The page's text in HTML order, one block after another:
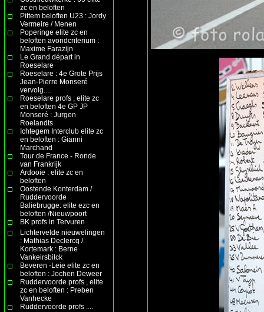
zc en beloften
Pittem beloften U23 : Jordy
Vermeire / Menen
Poperinge elite zc en
beloften avondcriterium :
Maxime Farazijn
Le Grand départ in
Roeselare
Roeselare : 4e Grote Prijs
Jean-Pierre Monseré
vervolg....
Roeselare profs , elite zc
en beloften 4e GP JP
Monseré : Jurgen
Roelandts
Ichtegem Interclub elite zc
en beloften : Gianni
Marchand
Tour de France - Ronde
van Frankrijk
Ardooie : elite zc en
beloften
Oostende Konterdam /
Ruddervoorde
Baliebrugge: elite ezc en
beloften /Nieuwpoort
BK profs in Tervuren
Lichtervelde nieuwelingen
: Mathias Declercq /
Kortemark : Berne
Vankeirsbilck
Beveren -Leie elite zc en
beloften : Jochen Deweer
Ruddervoorde profs , elite
zc en beloften : Preben
Vanhecke
Ruddervoorde profs ....